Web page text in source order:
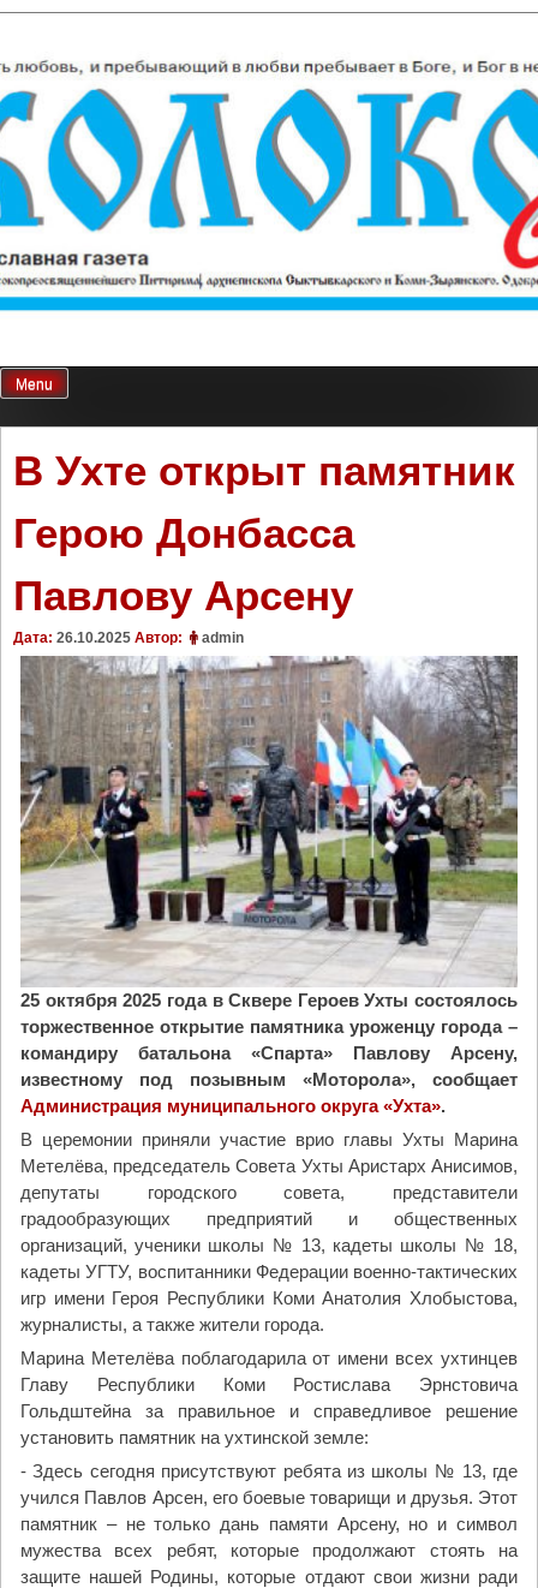
content
Колокол Севера
Menu
В Ухте открыт памятник
Герою Донбасса
Павлову Арсену
Дата: 26.10.2025 Автор: admin
25 октября 2025 года в Сквере Героев Ухты состоялось
торжественное открытие памятника уроженцу города –
командиру батальона «Спарта» Павлову Арсену,
известному под позывным «Моторола», сообщает
Администрация муниципального округа «Ухта».
В церемонии приняли участие врио главы Ухты Марина
Метелёва, председатель Совета Ухты Аристарх Анисимов,
депутаты городского совета, представители
градообразующих предприятий и общественных
организаций, ученики школы № 13, кадеты школы № 18,
кадеты УГТУ, воспитанники Федерации военно-тактических
игр имени Героя Республики Коми Анатолия Хлобыстова,
журналисты, а также жители города.
Марина Метелёва поблагодарила от имени всех ухтинцев
Главу Республики Коми Ростислава Эрнстовича
Гольдштейна за правильное и справедливое решение
установить памятник на ухтинской земле:
- Здесь сегодня присутствуют ребята из школы № 13, где
учился Павлов Арсен, его боевые товарищи и друзья. Этот
памятник – не только дань памяти Арсену, но и символ
мужества всех ребят, которые продолжают стоять на
защите нашей Родины, которые отдают свои жизни ради